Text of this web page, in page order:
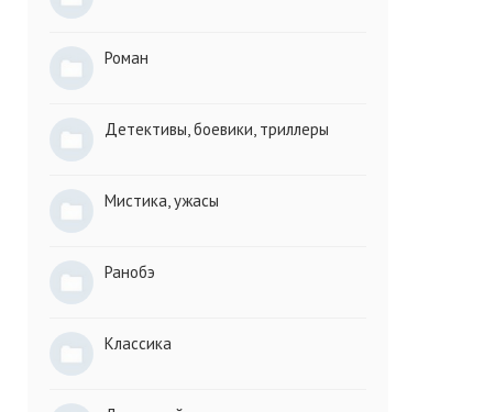
Роман
Детективы, боевики, триллеры
Мистика, ужасы
Ранобэ
Классика